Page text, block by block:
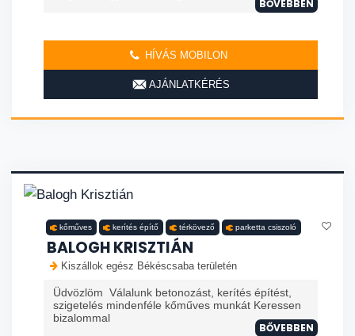
BŐVEBBEN
HÍVÁS MOBILON
AJÁNLATKÉRÉS
kőműves kerítés építő térkövező parketta csiszoló
BALOGH KRISZTIÁN
Kiszállok egész Békéscsaba területén
Üdvözlöm Válalunk betonozást, kerítés építést,
szigetelés mindenféle kőműves munkát Keressen
bizalommal
BŐVEBBEN